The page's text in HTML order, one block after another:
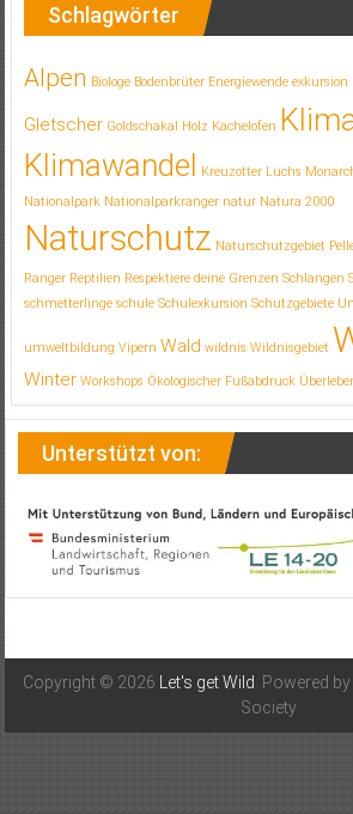
Schlagwörter
Alpen Biologe Bodenbrüter Energiewende exkursion
Gletscher Goldschakal Holz Kachelofen
Klimawandel Kreuzotter Luchs
Nationalpark Nationalparkranger natur Natura 2000
Naturschutz Naturschutzgebiet
Ranger Reptilien Respektiere deine Grenzen Schlangen
schmetterlinge schule Schulexkursion Schutzgebiete
umweltbildung Vipern Wald wildnis Wildnisgebiet
Winter Workshops Ökologischer Fußabdruck
Unterstützt von:
Copyright © 2026 Let's get Wild . Powered
Society